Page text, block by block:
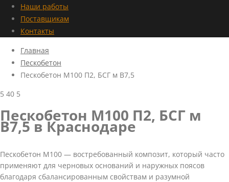
Наши работы
Поставщикам
Контакты
Главная
Пескобетон
Пескобетон М100 П2, БСГ м В7,5
5 40 5
Пескобетон М100 П2, БСГ м
В7,5 в Краснодаре
Пескобетон М100 — востребованный композит, который часто
применяют для черновых оснований и наружных поясов
благодаря сбалансированным свойствам и разумной